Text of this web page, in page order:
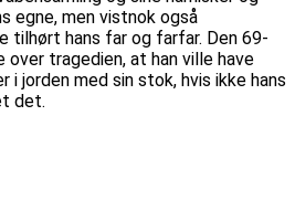
egne, men vistnok også
tilhørt hans far og farfar. Den 69-
over tragedien, at han ville have
i jorden med sin stok, hvis ikke hans
det.